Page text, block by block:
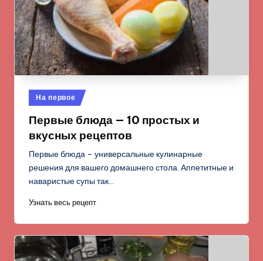
Опубликовано
в
На первое
Первые блюда — 10 простых и
вкусных рецептов
Первые блюда – универсальные кулинарные
решения для вашего домашнего стола. Аппетитные и
наваристые супы так…
Узнать весь рецепт